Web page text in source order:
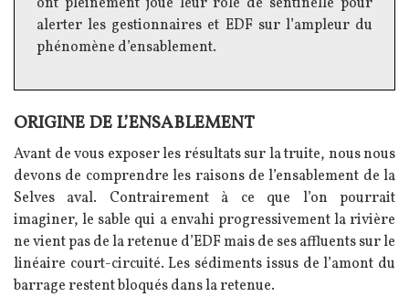
alerter les gestionnaires et EDF sur l’ampleur du
phénomène d’ensablement.
Texte
ORIGINE DE L’ENSABLEMENT
Avant de vous exposer les résultats sur la truite, nous nous
devons de comprendre les raisons de l’ensablement de la
Selves aval. Contrairement à ce que l’on pourrait
imaginer, le sable qui a envahi progressivement la rivière
ne vient pas de la retenue d’EDF mais de ses affluents sur le
linéaire court-circuité. Les sédiments issus de l’amont du
barrage restent bloqués dans la retenue.